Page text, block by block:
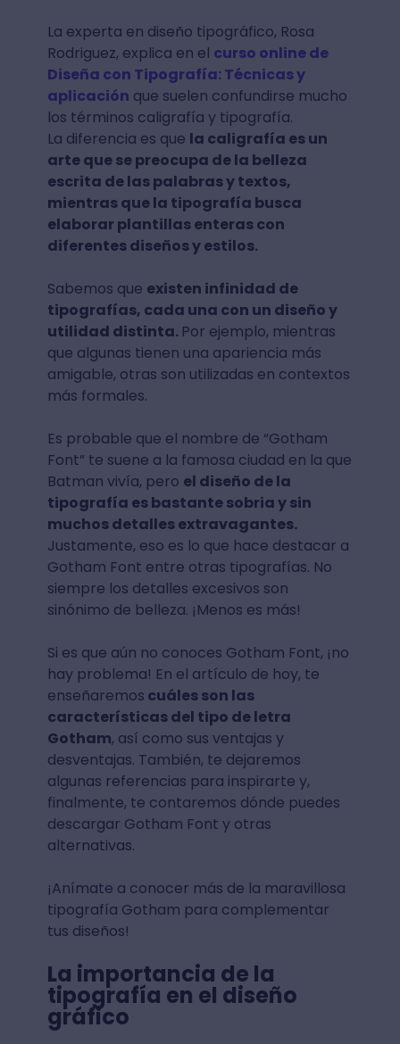
La experta en diseño tipográfico, Rosa
Rodriguez, explica en el curso online de
Diseña con Tipografía: Técnicas y
aplicación que suelen confundirse mucho
los términos caligrafía y tipografía.
La diferencia es que la caligrafía es un
arte que se preocupa de la belleza
escrita de las palabras y textos,
mientras que la tipografía busca
elaborar plantillas enteras con
diferentes diseños y estilos.
Sabemos que existen infinidad de
tipografías, cada una con un diseño y
utilidad distinta. Por ejemplo, mientras
que algunas tienen una apariencia más
amigable, otras son utilizadas en contextos
más formales.
Es probable que el nombre de “Gotham
Font” te suene a la famosa ciudad en la que
Batman vivía, pero el diseño de la
tipografía es bastante sobria y sin
muchos detalles extravagantes.
Justamente, eso es lo que hace destacar a
Gotham Font entre otras tipografías. No
siempre los detalles excesivos son
sinónimo de belleza. ¡Menos es más!
Si es que aún no conoces Gotham Font, ¡no
hay problema! En el artículo de hoy, te
enseñaremos cuáles son las
características del tipo de letra
Gotham, así como sus ventajas y
desventajas. También, te dejaremos
algunas referencias para inspirarte y,
finalmente, te contaremos dónde puedes
descargar Gotham Font y otras
alternativas.
¡Anímate a conocer más de la maravillosa
tipografía Gotham para complementar
tus diseños!
La importancia de la
tipografía en el diseño
gráfico